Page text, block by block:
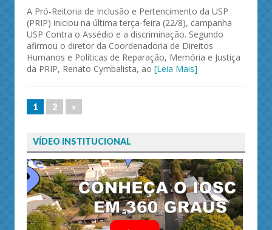
A Pró-Reitoria de Inclusão e Pertencimento da USP
(PRIP) iniciou na última terça-feira (22/8), campanha
USP Contra o Assédio e a discriminação. Segundo
afirmou o diretor da Coordenadoria de Direitos
Humanos e Políticas de Reparação, Memória e Justiça
da PRIP, Renato Cymbalista, ao [Leia Mais]
1 2 »
VÍDEO INSTITUCIONAL